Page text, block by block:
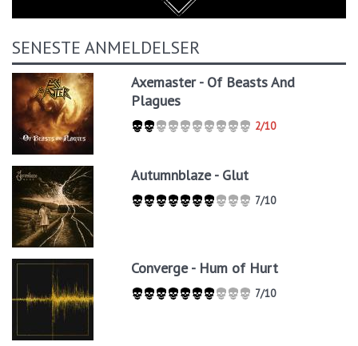
SENESTE ANMELDELSER
Axemaster - Of Beasts And
Plagues
2/10
Autumnblaze - Glut
7/10
Converge - Hum of Hurt
7/10